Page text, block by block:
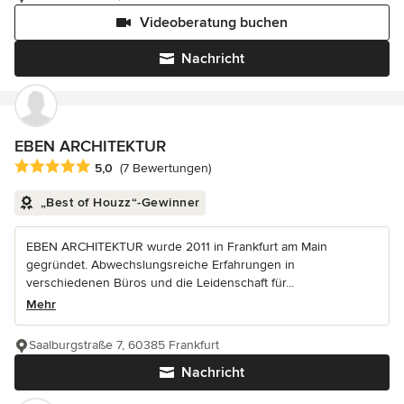
Nachricht
Videoberatung buchen
EBEN ARCHITEKTUR
Durchschnittliche Bewertung: 5 von 5 Sternen
5,0 (7 Bewertungen)
„Best of Houzz“-Gewinner
EBEN ARCHITEKTUR wurde 2011 in Frankfurt am Main
gegründet. Abwechslungsreiche Erfahrungen in
verschiedenen Büros und die Leidenschaft für...
Mehr
Nachricht
Saalburgstraße 7, 60385 Frankfurt